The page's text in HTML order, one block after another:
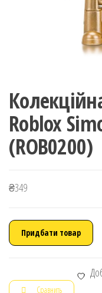
Roblox
(ROB0200)
₴349
Придбати товар
Сравнить